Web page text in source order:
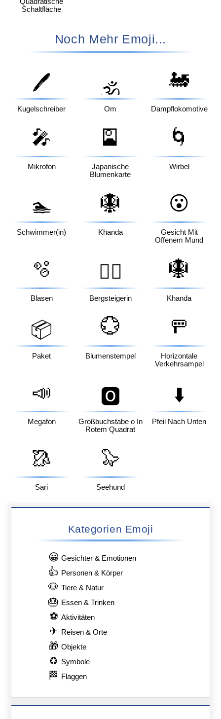
Quadratische
Schaltfläche
Noch Mehr Emoji...
🖊️
Kugelschreiber
🕉️
Om
🚂
Dampflokomotive
🎤
Mikrofon
🎴
Japanische
Blumenkarte
🌀
Wirbel
🏊
Schwimmer(in)
🪯
Khanda
😮
Gesicht Mit
Offenem Mund
🫧
Blasen
🧗‍♀️
Bergsteigerin
🪯
Khanda
📦
Paket
💮
Blumenstempel
🚥
Horizontale
Verkehrsampel
📣
Megafon
🅾️
Großbuchstabe o In
Rotem Quadrat
⬇️
Pfeil Nach Unten
🥻
Sari
🦭
Seehund
Kategorien Emoji
😀 Gesichter & Emotionen
👍 Personen & Körper
🐶 Tiere & Natur
🎂 Essen & Trinken
⚽ Aktivitäten
✈ Reisen & Orte
🎁 Objekte
♻ Symbole
🏁 Flaggen